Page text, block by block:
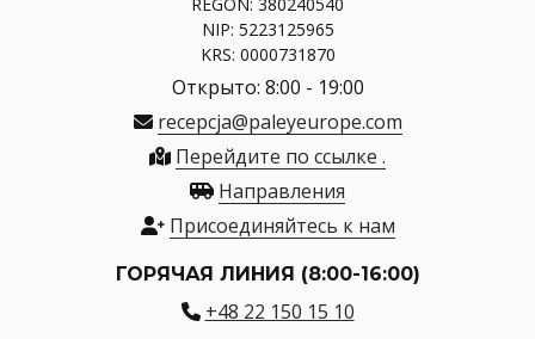
NIP: 5223125965
KRS: 0000731870
Открыто: 8:00 - 19:00
recepcja@paleyeurope.com
Перейдите по ссылке .
Направления
Присоединяйтесь к нам
ГОРЯЧАЯ ЛИНИЯ (8:00-16:00)
+48 22 150 15 10